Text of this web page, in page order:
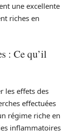
une excellente
riches en
: Ce qu’il
les effets des
effectuées
régime riche en
inflammatoires